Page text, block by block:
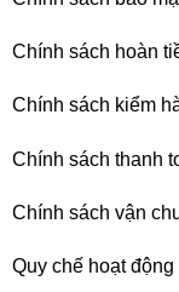
Chính sách hoàn
Chính sách kiểm
Chính sách thanh
Chính sách vận
Quy chế hoạt động